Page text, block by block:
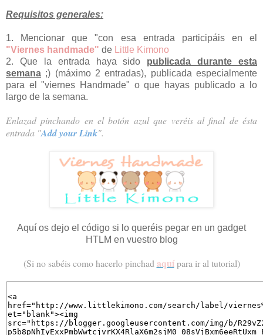
Requisitos generales:
1. Mencionar que "con esa entrada participáis en el
"Viernes handmade" de
Little Kimono
2. Que la entrada haya sido publicada durante esta
semana ;) (máximo 2 entradas), publicada especialmente
para el "viernes Handmade" o que hayas publicado a lo
largo de la semana.
Enlazad pinchando en el botón azulque veréis al final deésta
entrada "Add your Link".
Aquí os dejo el código si lo queréis pegar en un gadget
HTLM en vuestro blog
(Si no sabéis como hacerlo pinchad aquípara ir al tutorial)